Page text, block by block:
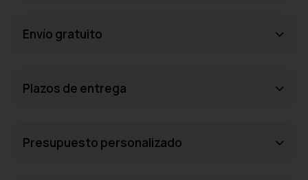
Envío gratuito
Plazos de entrega
Presupuesto personalizado